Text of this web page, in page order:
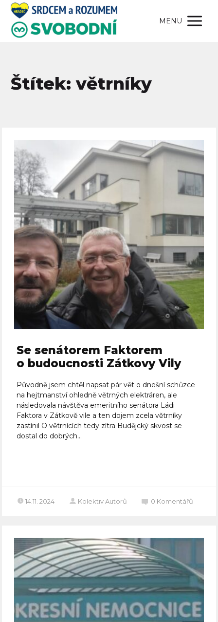
MENU
Štítek: větrníky
Se senátorem Faktorem
o budoucnosti Zátkovy Vily
Původně jsem chtěl napsat pár vět o dnešní schůzce
na hejtmanství ohledně větrných elektráren, ale
následovala návštěva emeritního senátora Ládi
Faktora v Zátkově vile a ten dojem zcela větrníky
zastínil O větrnících tedy zítra Budějcký skvost se
dostal do dobrých...
14.11. 2024 Kolektiv Autorů 0 Komentářů